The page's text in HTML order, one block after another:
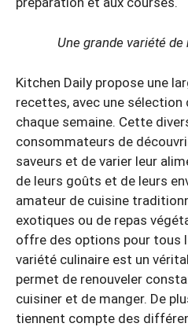
Une grande variété
Kitchen Daily propose une
recettes, avec une
chaque semaine. Cette
consommateurs de
saveurs et de varier leur
de leurs goûts et de leurs
amateur de cuisine
exotiques ou de repas
offre des options pour tous
variété culinaire est un
permet de renouveler
cuisiner et de manger. De
tiennent compte des